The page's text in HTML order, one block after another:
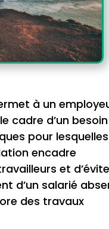
à un
cadre d’un besoin
pour
encadre
et
d’un salarié
des travaux